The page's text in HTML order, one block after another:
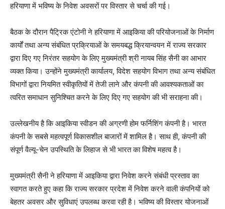
हरियाणा में भविष्य के निवेश अवसरों पर विस्तार से चर्चा की गई।
बैठक के दौरान पैट्रिक एंटोनी ने हरियाणा में आइकिया की परियोजनाओं के निर्माण
कार्यों तथा अन्य संबंधित प्रक्रियाओं के समयबद्ध क्रियान्वयन में राज्य सरकार
द्वारा दिए गए निरंतर सहयोग के लिए मुख्यमंत्री श्री नायब सिंह सैनी का आभार
व्यक्त किया। उन्होंने मुख्यमंत्री कार्यालय, विदेश सहयोग विभाग तथा अन्य संबंधित
विभागों द्वारा नियमित स्वीकृतियों में तेजी लाने और कंपनी की आवश्यकताओं का
त्वरित समाधान सुनिश्चित करने के लिए दिए गए सहयोग की भी सराहना की।
उल्लेखनीय है कि आइकिया स्वीडन की अग्रणी होम फर्निशिंग कंपनी है। भारत
कंपनी के सबसे महत्वपूर्ण विकासशील बाजारों में शामिल है। साथ ही, कंपनी की
संपूर्ण वैल्यू-चेन उपस्थिति के लिहाज से भी भारत का विशेष महत्व है।
मुख्यमंत्री सैनी ने हरियाणा में आइकिया द्वारा निवेश करने संबंधी प्रस्ताव का
स्वागत करते हुए कहा कि राज्य सरकार प्रदेश में निवेश करने वाली कंपनियों को
बेहतर अवसर और सुविधाएं उपलब्ध करवा रही है। भविष्य की विस्तार योजनाओं